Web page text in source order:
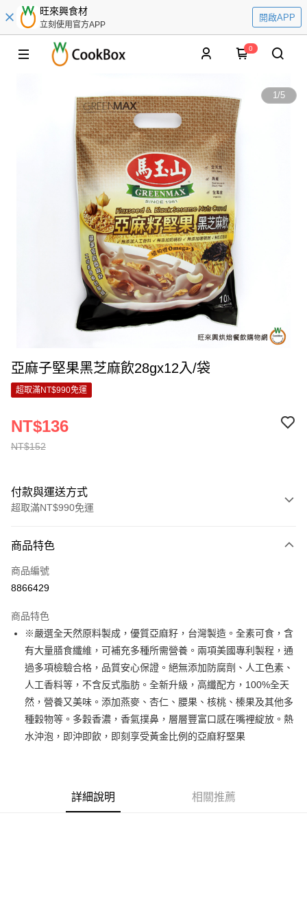
旺來興食材
立刻使用官方APP
開啟APP
0
1/5
亞麻子堅果黑芝麻飲28gx12入/袋
超取滿NT$990免運
NT$152
NT$136
付款與運送方式
超取滿NT$990免運
信用卡一次付款
超商取貨付款
Apple Pay
街口支付
悠遊付
全盈+PAY
AFTEE先享後付
１．簡單：不需註冊會員、不需綁卡、不需儲值。
２．便利：只要手機號碼，簡訊認證，即可結帳。
商品特色
商品編號
8866429
商品特色
※嚴選全天然原料製成，優質亞麻籽，台灣製造。全素可食，含
有大量膳食纖維，可補充多種所需營養。兩項美國專利製程，通
過多項檢驗合格，品質安心保證。絕無添加防腐劑、人工色素、
人工香料等，不含反式脂肪。全新升級，高纖配方，100%全天
然，營養又美味。添加燕麥、杏仁、腰果、核桃、榛果及其他多
種穀物等。多穀香濃，香氣撲鼻，層層豐富口感在嘴裡綻放。熱
水沖泡，即沖即飲，即刻享受黃金比例的亞麻籽堅果
詳細說明 相關推薦